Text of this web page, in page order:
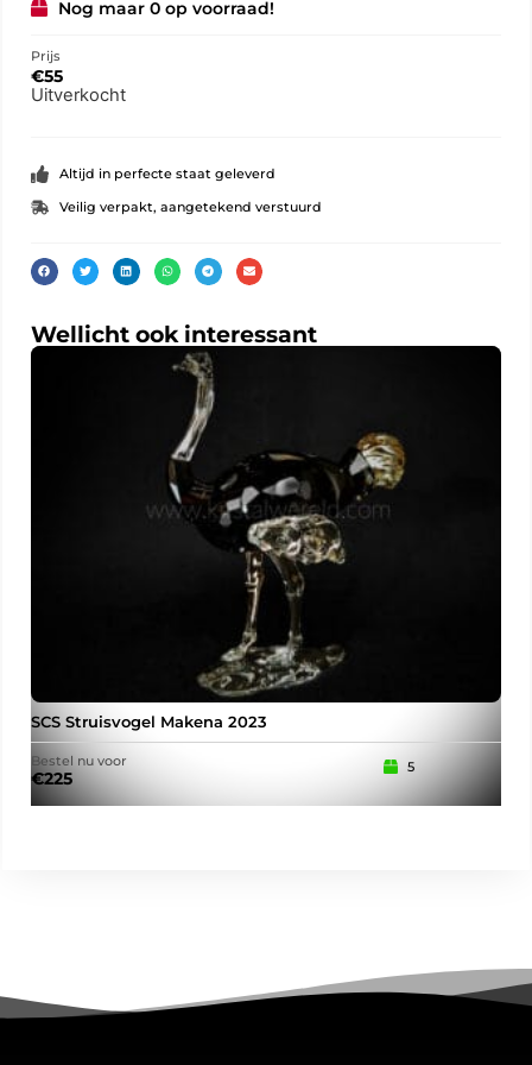
Nog maar 0 op voorraad!
Prijs
€55
Uitverkocht
Altijd in perfecte staat geleverd
Veilig verpakt, aangetekend verstuurd
Wellicht ook interessant
SCS Struisvogel Makena 2023
Bestel nu voor
€225
5